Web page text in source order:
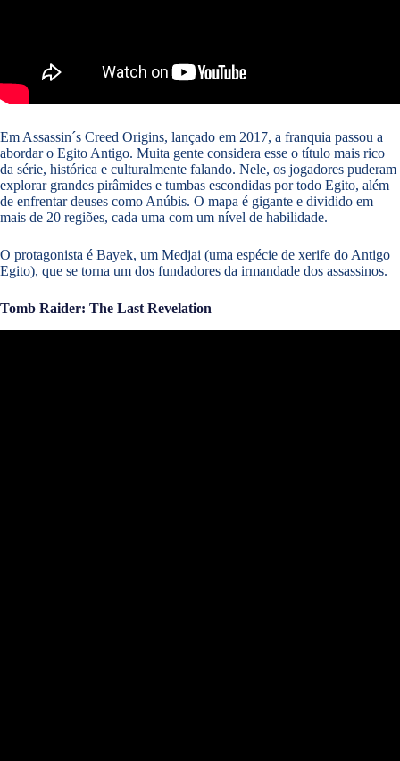
Em Assassin´s Creed Origins, lançado em 2017, a franquia passou a
abordar o Egito Antigo. Muita gente considera esse o título mais rico
da série, histórica e culturalmente falando. Nele, os jogadores puderam
explorar grandes pirâmides e tumbas escondidas por todo Egito, além
de enfrentar deuses como Anúbis. O mapa é gigante e dividido em
mais de 20 regiões, cada uma com um nível de habilidade.
O protagonista é Bayek, um Medjai (uma espécie de xerife do Antigo
Egito), que se torna um dos fundadores da irmandade dos assassinos.
Tomb Raider: The Last Revelation